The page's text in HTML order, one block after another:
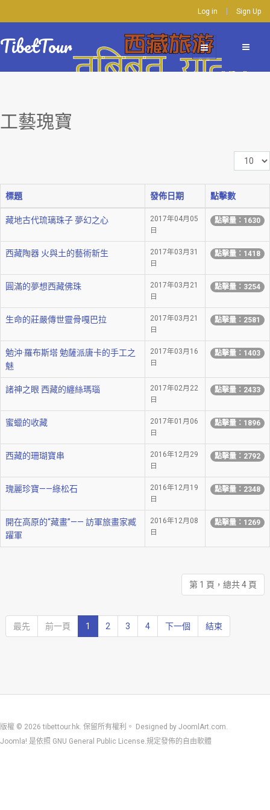
Log in Sign Up
TibetTour
工藝瑰寶
示
數
目
標題 發佈日期 點擊數
藏地古代琉璃珠子 夢幻之心
2017年04月05
日
點擊量：1630
西藏陶器 火與土的藝術新生
2017年03月31
日
點擊量：1418
圓滿的夢想西藏佛珠
2017年03月21
日
點擊量：3254
生命的莊嚴傳世靈骨嘎巴拉
2017年03月21
日
點擊量：2581
勉沖·羅布斯塔 勉薩派唐卡的手工之
魅
2017年03月16
日
點擊量：1403
諸神之眼 西藏的纏絲瑪瑙
2017年02月22
日
點擊量：2433
蜜蠟的收藏
2017年01月06
日
點擊量：1896
西藏的珊瑚寶串
2016年12月29
日
點擊量：2792
瑰麗珍寶——綠松石
2016年12月19
日
點擊量：2348
開在高原的“藏畫”—— 訪軍旅畫家臧
躍軍
2016年12月08
日
點擊量：1269
第 1 頁，總共 4 頁
最先 前一頁 1 2 3 4 下一個 結束
版權 © 2026 tibettour.hk. 保留所有權利。 Designed by JoomlArt.com
Joomla! 是依照 GNU General Public License. 規定發佈的自由軟體